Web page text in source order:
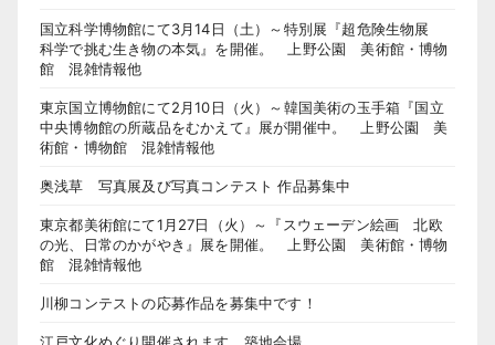
国立科学博物館にて3月14日（土）～特別展『超危険生物展
科学で挑む生き物の本気』を開催。 上野公園 美術館・博物
館 混雑情報他
東京国立博物館にて2月10日（火）～韓国美術の玉手箱『国立
中央博物館の所蔵品をむかえて』展が開催中。 上野公園 美
術館・博物館 混雑情報他
奥浅草 写真展及び写真コンテスト 作品募集中
東京都美術館にて1月27日（火）～『スウェーデン絵画 北欧
の光、日常のかがやき』展を開催。 上野公園 美術館・博物
館 混雑情報他
川柳コンテストの応募作品を募集中です！
江戸文化めぐり開催されます。築地会場